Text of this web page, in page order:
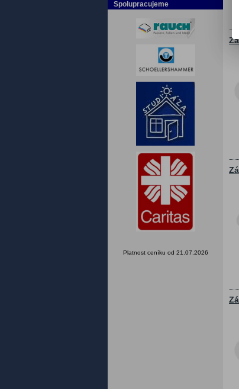
Spolupracujeme
Platnost ceníku od 21.07.2026